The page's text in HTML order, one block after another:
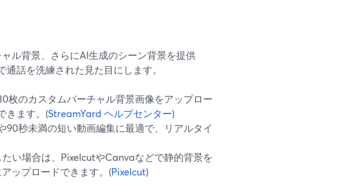
ル背景、さらにAI生成のシーン背景を提供
話を洗練された見た目にします。
枚のカスタムバーチャル背景画像をアップロー
きます。(StreamYard ヘルプセンター)
秒未満の短い動画編集に最適で、リアルタイ
い場合は、PixelcutやCanvaなどで静的背景を
ップロードできます。(Pixelcut)